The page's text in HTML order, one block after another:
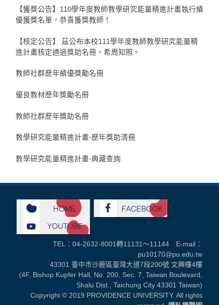
【獲獎公告】110學年度教師教學研究能量精進計畫執行績
優獲獎名單，恭喜獲獎教師！
【核定公告】 茲公布本校111學年度教師教學研究能量精
進計畫核定通過獎助名冊，希周知照。
教師社群歷年績優獎勵名冊
優良教材歷年獎勵名冊
教師社群歷年獎助名冊
教學研究能量精進計畫-歷年獎助清冊
教學研究能量精進計畫-典藏查詢
TEL：04-2632-8001轉11131～11144 E-mail：
pu10170@pu.edu.tw
43301 臺中市沙鹿區臺灣大道7段200號 文興樓4樓
(4F, Bishop Kupfer Hall, No. 200, Sec. 7, Taiwan Boulevard,
Shalu Dist., Taichung City 43301 Taiwan)
Copyright © 2019 PROVIDENCE UNIVERSITY. All rights